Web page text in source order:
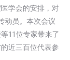
学会的安排，对
动员。本次会议
11位专家带来了
近三百位代表参